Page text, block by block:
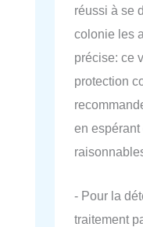
réussi à se
colonie les
précise: ce
protection
en
- Pour la
traitement